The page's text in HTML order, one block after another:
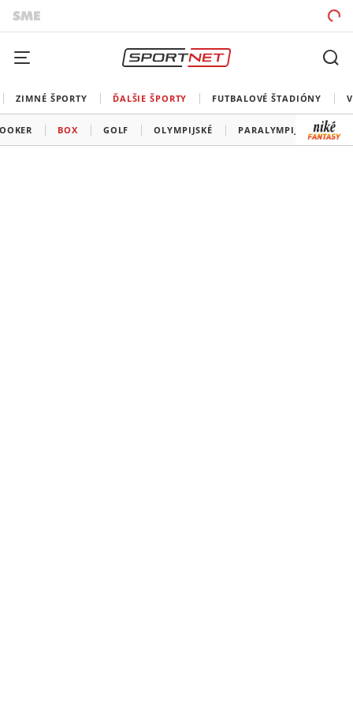
ZIMNÉ ŠPORTY ĎALŠIE ŠPORTY FUTBALOVÉ ŠTADIÓNY
BOX GOLF OLYMPIJSKÉ PARALYMPIJSKÉ